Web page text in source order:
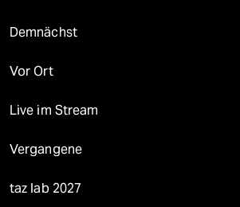
Demnächst
Vor Ort
Live im Stream
Vergangene
taz lab 2027